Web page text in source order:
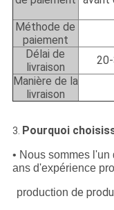
Méthode de
paiement
Délai de
livraison
Manière de la
livraison
3. Pourquoi
• Nous sommes
ans d'expérience
production de